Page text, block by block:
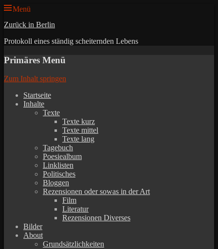
Menü
Zurück in Berlin
Protokoll eines ständig scheiternden Lebens
Primäres Menü
Zum Inhalt springen
Startseite
Inhalte
Texte
Texte kurz
Texte mittel
Texte lang
Tagebuch
Poesiealbum
Linklisten
Politisches
Bloggen
Rezensionen oder sowas in der Art
Film
Literatur
Rezensionen Diverses
Bilder
About
Grundsätzlichkeiten